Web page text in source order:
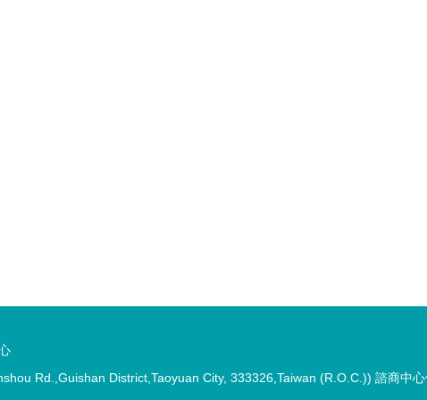
Rd.,Guishan District,Taoyuan City, 333326,Taiwan (R.O.C.)) 諮商中